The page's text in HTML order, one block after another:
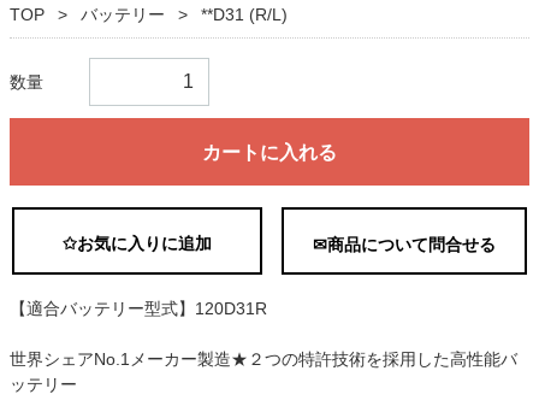
TOP
バッテリー **D31 (R/L)
数量
カートに入れる
✩お気に入りに追加 ✉商品について問合せる
【適合バッテリー型式】120D31R
世界シェアNo.1メーカー製造★２つの特許技術を採用した高性能バ
ッテリー